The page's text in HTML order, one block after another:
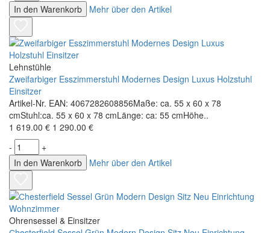
In den Warenkorb
Mehr über den Artikel
Lehnstühle
Zweifarbiger Esszimmerstuhl Modernes Design Luxus Holzstuhl
Einsitzer
Artikel-Nr. EAN: 4067282608856Maße: ca. 55 x 60 x 78
cmStuhl:ca. 55 x 60 x 78 cmLänge: ca: 55 cmHöhe..
1 619.00 € 1 290.00 €
-
+
In den Warenkorb
Mehr über den Artikel
Ohrensessel & Einsitzer